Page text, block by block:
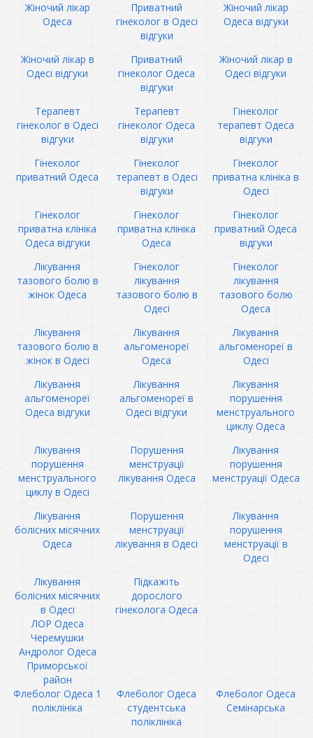
Жіночий лікар
Одеса
Приватний
гінеколог в Одесі
відгуки
Жіночий лікар
Одеса відгуки
Жіночий лікар в
Одесі відгуки
Приватний
гінеколог Одеса
відгуки
Жіночий лікар в
Одесі відгуки
Терапевт
гінеколог в Одесі
відгуки
Терапевт
гінеколог Одеса
відгуки
Гінеколог
терапевт Одеса
відгуки
Гінеколог
приватний Одеса
Гінеколог
терапевт в Одесі
відгуки
Гінеколог
приватна клініка в
Одесі
Гінеколог
приватна клініка
Одеса відгуки
Гінеколог
приватна клініка
Одеса
Гінеколог
приватний Одеса
відгуки
Лікування
тазового болю в
жінок Одеса
Гінеколог
лікування
тазового болю в
Одесі
Гінеколог
лікування
тазового болю
Одеса
Лікування
тазового болю в
жінок в Одесі
Лікування
альгоменореї
Одеса
Лікування
альгоменореї в
Одесі
Лікування
альгоменореї
Одеса відгуки
Лікування
альгоменореї в
Одесі відгуки
Лікування
порушення
менструального
циклу Одеса
Лікування
порушення
менструального
циклу в Одесі
Порушення
менструації
лікування Одеса
Лікування
порушення
менструації Одеса
Лікування
болісних місячних
Одеса
Порушення
менструації
лікування в Одесі
Лікування
порушення
менструації в
Одесі
Лікування
болісних місячних
в Одесі
Підкажіть
дорослого
гінеколога Одеса
ЛОР Одеса
Черемушки
Андролог Одеса
Приморської
район
Флеболог Одеса 1
поліклініка
Флеболог Одеса
студентська
поліклініка
Флеболог Одеса
Семінарська